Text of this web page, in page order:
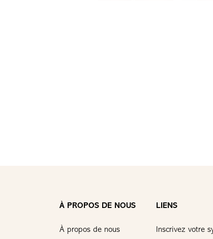
À PROPOS DE NOUS
À propos de nous
LIENS
Inscrivez votre